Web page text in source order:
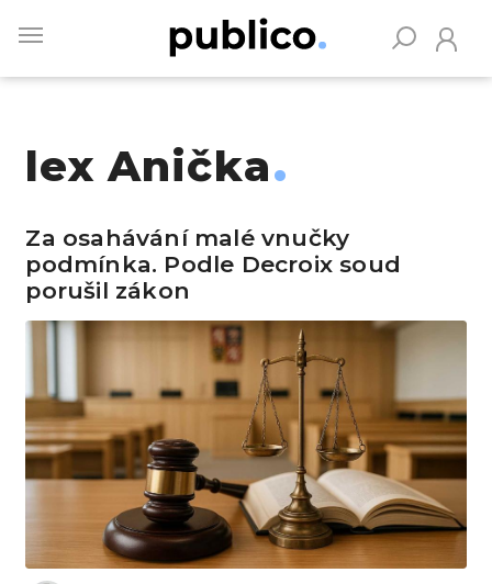
main
lex Anička
Za osahávání malé vnučky
podmínka. Podle Decroix soud
porušil zákon
Vyhledávejte na Publiku